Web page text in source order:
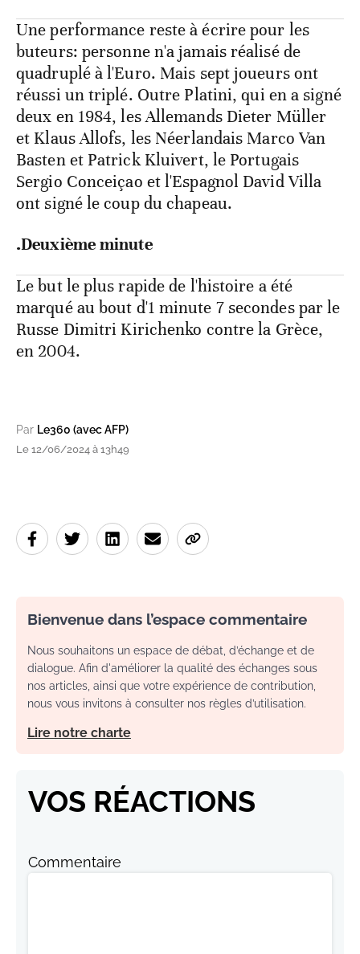
Une performance reste à écrire pour les
buteurs: personne n'a jamais réalisé de
quadruplé à l'Euro. Mais sept joueurs ont
réussi un triplé. Outre Platini, qui en a signé
deux en 1984, les Allemands Dieter Müller
et Klaus Allofs, les Néerlandais Marco Van
Basten et Patrick Kluivert, le Portugais
Sergio Conceiçao et l'Espagnol David Villa
ont signé le coup du chapeau.
.Deuxième minute
Le but le plus rapide de l'histoire a été
marqué au bout d'1 minute 7 secondes par le
Russe Dimitri Kirichenko contre la Grèce,
en 2004.
Par Le360 (avec AFP)
Le 12/06/2024 à 13h49
Bienvenue dans l’espace commentaire
Nous souhaitons un espace de débat, d’échange et de
dialogue. Afin d'améliorer la qualité des échanges sous
nos articles, ainsi que votre expérience de contribution,
nous vous invitons à consulter nos règles d’utilisation.
Lire notre charte
VOS RÉACTIONS
Commentaire